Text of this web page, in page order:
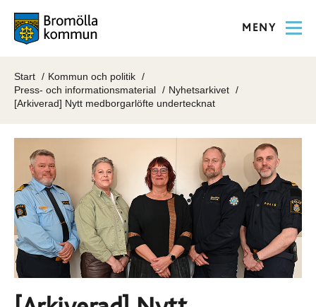
MENY
Start
Kommun och politik
Press- och informationsmaterial
Nyhetsarkivet
[Arkiverad] Nytt medborgarlöfte undertecknat